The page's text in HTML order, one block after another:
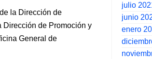
la Dirección de
Dirección de Promoción y
General de
julio
junio
enero